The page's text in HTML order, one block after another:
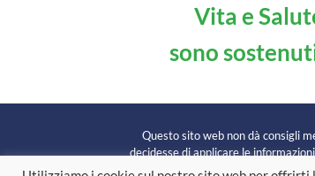
Vita e
sono
Questo sito web non dà consigli
decidesse di applicare le